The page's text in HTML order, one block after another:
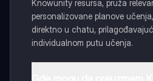
Knowunity resursa, pruža
personalizovane planove
direktno u chatu,
individualnom putu učenja.